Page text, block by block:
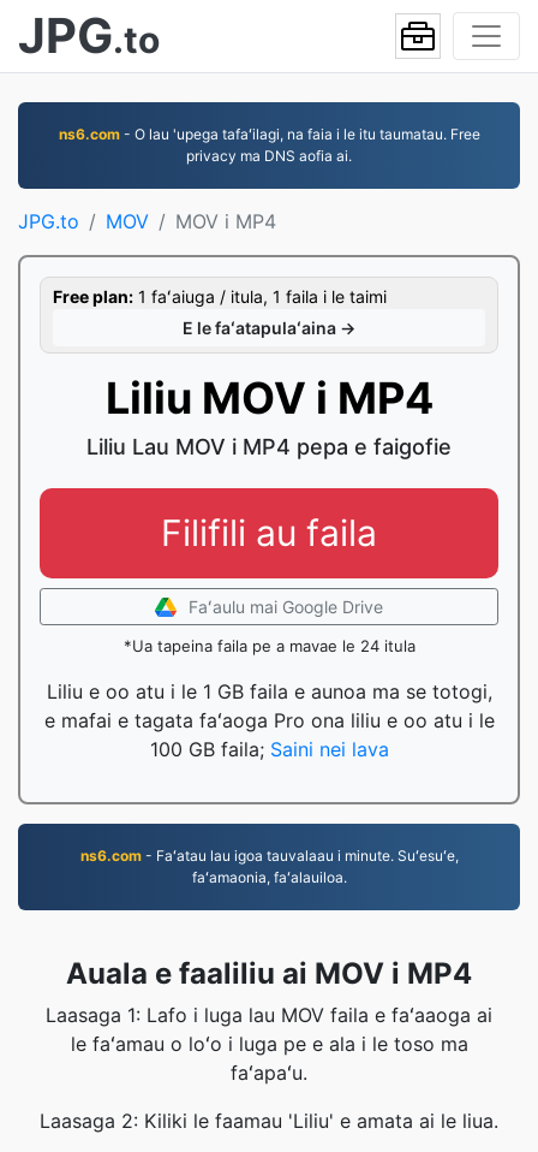
JPG.to
ns6.com- O lau 'upega tafaʻilagi, na faia i le itu taumatau. Free
privacy ma DNS aofia ai.
JPG.to MOV MOV i MP4
Free plan: 1 faʻaiuga / itula, 1 faila i le taimi
E le faʻatapulaʻaina →
Liliu MOV i MP4
Liliu Lau MOV i MP4 pepa e faigofie
Filifili au faila
Faʻaulu mai Google Drive
*Ua tapeina faila pe a mavae le 24 itula
Liliu e oo atu i le 1 GB faila e aunoa ma se totogi,
e mafai e tagata faʻaoga Pro ona liliu e oo atu i le
100 GB faila; Saini nei lava
ns6.com- Faʻatau lau igoa tauvalaau i minute. Suʻesuʻe,
faʻamaonia, faʻalauiloa.
Auala e faaliliu ai MOV i MP4
Laasaga 1: Lafo i luga lau MOV faila e faʻaaoga ai
le faʻamau o loʻo i luga pe e ala i le toso ma
faʻapaʻu.
Laasaga 2: Kiliki le faamau 'Liliu' e amata ai le liua.